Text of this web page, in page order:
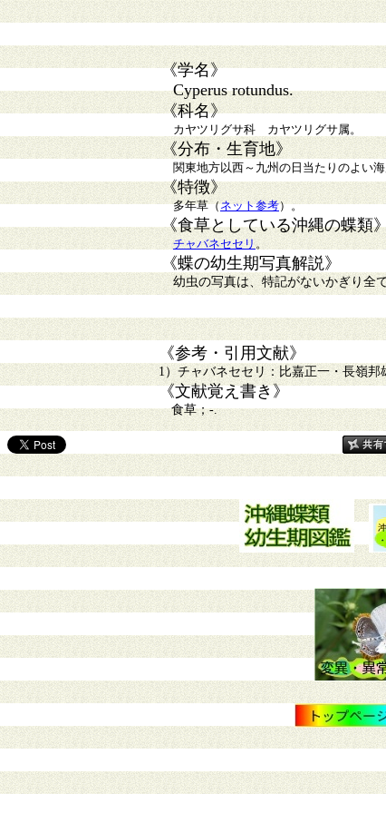
《学名》
Cyperus rotundus.
《科名》
カヤツリグサ科 カヤツリグサ属。
《分布・生育地》
関東地方以西～九州の日当たりのよい
《特徴》
多年草（ネット参考）。
《食草としている沖縄の蝶類
チャバネセセリ 。
《蝶の幼生期写真解説》
幼虫の写真は、特記がないかぎり全
《参考・引用文献》
1）チャバネセセリ：比嘉正一・長嶺
《文献覚え書き》
食草；-.